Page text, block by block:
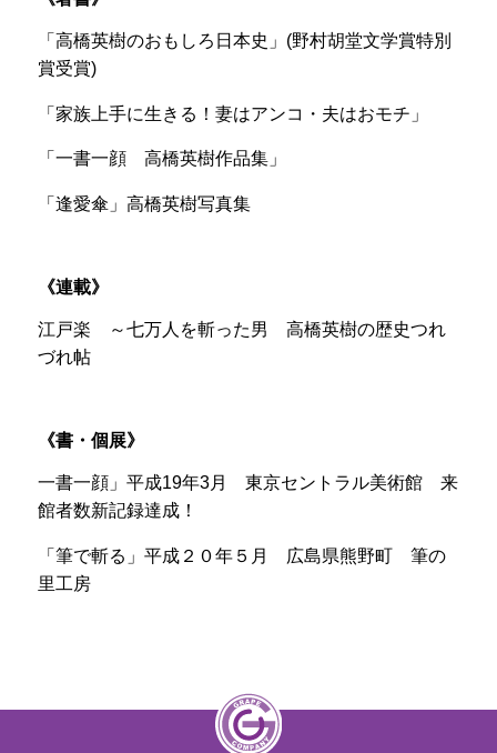
「高橋英樹のおもしろ日本史」(野村胡堂文学賞特別
賞受賞)
「家族上手に生きる！妻はアンコ・夫はおモチ」
「一書一顔 高橋英樹作品集」
「逢愛傘」高橋英樹写真集
連載
江戸楽 ～七万人を斬った男 高橋英樹の歴史つれ
づれ帖
書・個展
一書一顔」平成19年3月 東京セントラル美術館 来
館者数新記録達成！
「筆で斬る」平成２０年５月 広島県熊野町 筆の
里工房